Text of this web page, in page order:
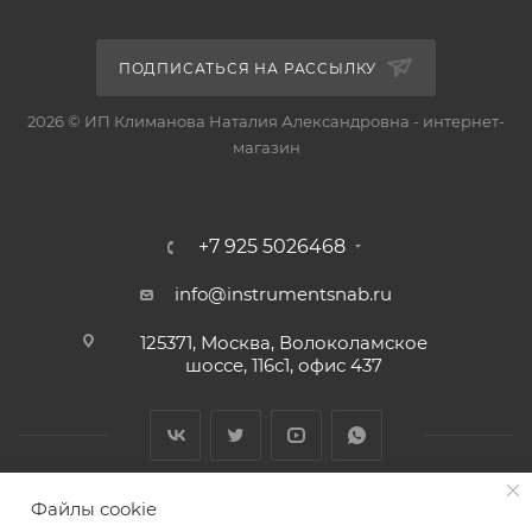
ПОДПИСАТЬСЯ НА РАССЫЛКУ
2026 © ИП Климанова Наталия Александровна - интернет-
магазин
+7 925 5026468
info@instrumentsnab.ru
125371, Москва, Волоколамское
шоссе, 116с1, офис 437
Файлы cookie